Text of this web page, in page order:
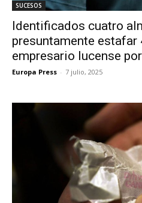
SUCESOS
Identificados cuatro
presuntamente estafar
empresario lucense
Europa Press - 7 julio, 2025